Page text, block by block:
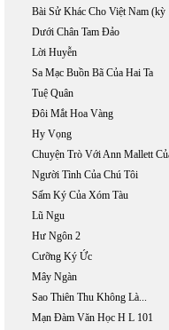
Bài Sử Khác Cho Việt Nam (kỳ
Dưới Chân Tam Đảo
Lời Huyễn
Sa Mạc Buồn Bã Của Hai Ta
Tuệ Quân
Đôi Mắt Hoa Vàng
Hy Vọng
Người Tình Của Chú Tôi
Sấm Ký Của Xóm Tàu
Lũ Ngu
Hư Ngôn 2
Cưỡng Ký Ức
Mây Ngàn
Sao Thiên Thu Không Là...
Mạn Đàm Văn Học H L 101